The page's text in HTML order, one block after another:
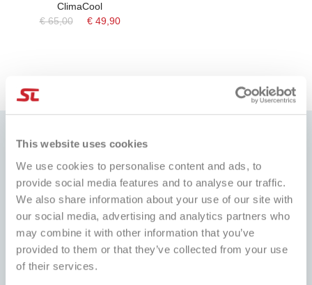
This website uses cookies
We use cookies to personalise content and ads, to
provide social media features and to analyse our traffic.
We also share information about your use of our site with
our social media, advertising and analytics partners who
may combine it with other information that you’ve
provided to them or that they’ve collected from your use
of their services.
ClimaCool
€ 65,00
€ 49,90
CONSEGNA 24/48H
Isole e zone disagiate in 48H
MIGLIOR PREZZO
Sempre i migliori prezzi del
mercato e tante promozioni
dedicate